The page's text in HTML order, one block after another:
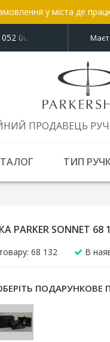
у міста де
00 52
номер
ПРОДАВЕЦЬ
ТИП
PARKER SONNET 68
68 132 В
ПОДАРУНКОВЕ